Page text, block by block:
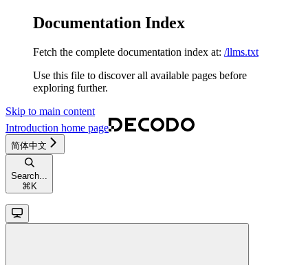
Documentation Index
Fetch the complete documentation index at: /llms.txt
Use this file to discover all available pages before
exploring further.
Skip to main content
Introduction home page
简体中文
Search...
⌘ K